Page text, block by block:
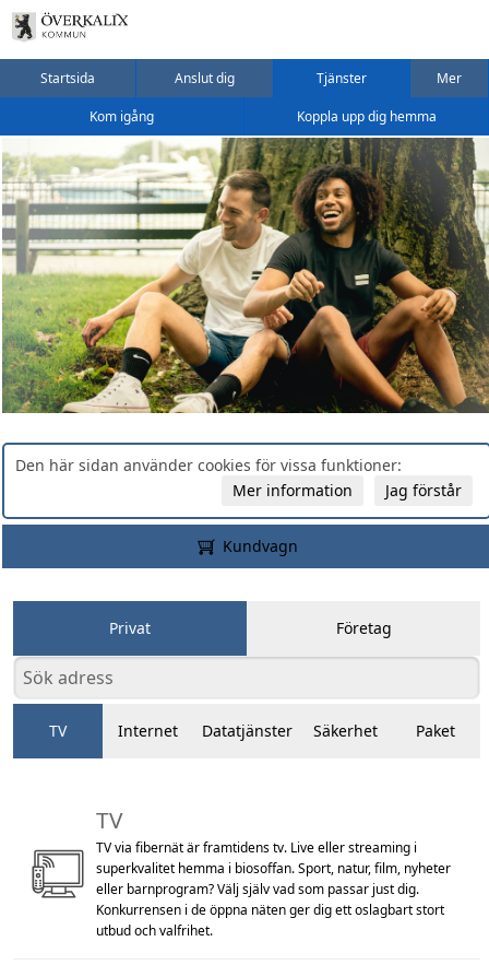
Startsida Anslut dig Tjänster Mer
Kom igång Koppla upp dig hemma
Den här sidan använder cookies för vissa funktioner:
Jag förstår
Mer information
Kundvagn
Privat Företag
TV Internet Datatjänster Säkerhet Paket
TV
TV via fibernät är framtidens tv. Live eller streaming i
superkvalitet hemma i biosoffan. Sport, natur, film, nyheter
eller barnprogram? Välj själv vad som passar just dig.
Konkurrensen i de öppna näten ger dig ett oslagbart stort
utbud och valfrihet.